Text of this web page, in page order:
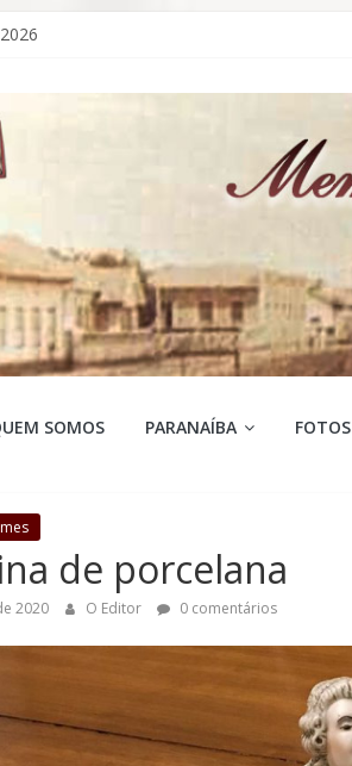
SOMOS PARANAÍBA FOTOS
de porcelana
2020 O Editor 0 comentários